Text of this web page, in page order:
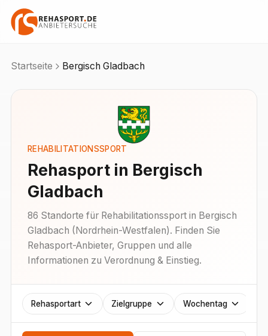
Startseite Bergisch Gladbach
REHABILITATIONSSPORT
Rehasport in Bergisch
Gladbach
86 Standorte für Rehabilitationssport in Bergisch
Gladbach (Nordrhein-Westfalen). Finden Sie
Rehasport-Anbieter, Gruppen und alle
Informationen zu Verordnung & Einstieg.
Rehasportart Zielgruppe Wochentag